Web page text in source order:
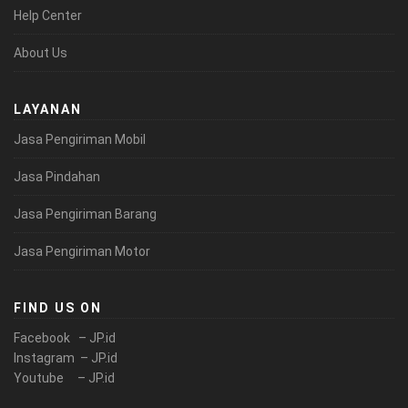
Help Center
About Us
LAYANAN
Jasa Pengiriman Mobil
Jasa Pindahan
Jasa Pengiriman Barang
Jasa Pengiriman Motor
FIND US ON
Facebook – JP.id
Instagram – JP.id
Youtube – JP.id